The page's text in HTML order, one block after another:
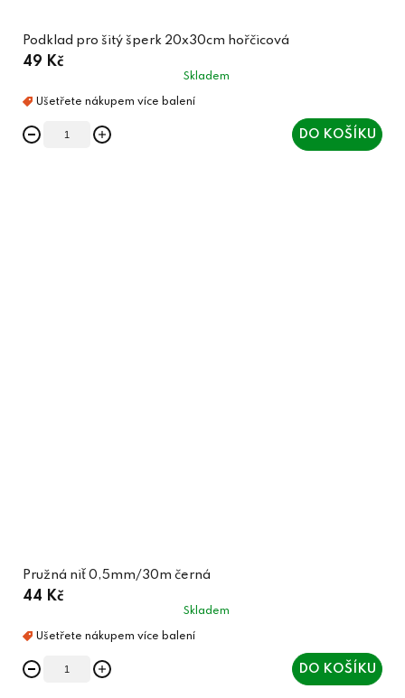
Podklad pro šitý šperk 20x30cm hořčicová
49 Kč
Skladem
DO KOŠÍKU
Pružná niť 0,5mm/30m černá
44 Kč
Skladem
DO KOŠÍKU